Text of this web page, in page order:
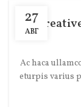
27
АВГ
Ac haca
eturpis varius